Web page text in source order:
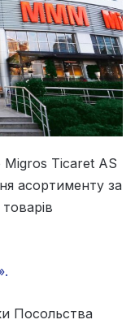
Ticaret AS
асортименту за
Посольства